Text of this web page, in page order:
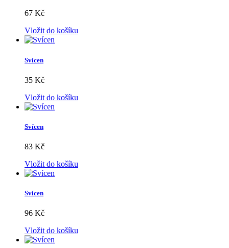
67 Kč
Vložit do košíku
Svícen
35 Kč
Vložit do košíku
Svícen
83 Kč
Vložit do košíku
Svícen
96 Kč
Vložit do košíku